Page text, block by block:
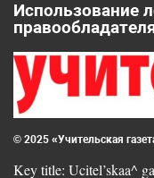
Использование
© 2025 «Учительская
Key title: Ucitel’skaa^